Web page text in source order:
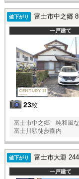
値下がり 富士市中之郷
一戸建て
23枚
富士市中之郷 純和風
富士川駅徒歩圏内
値下がり 富士市大淵
一戸建て